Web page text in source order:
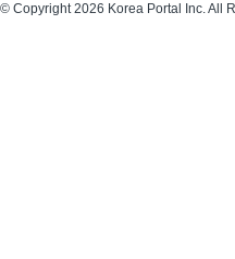
© Copyright 2026 Korea Portal Inc. All